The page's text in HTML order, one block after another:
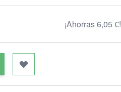
¡Ahorras 6,05 €!